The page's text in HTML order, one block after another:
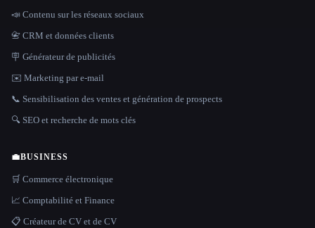
📣 Contenu sur les réseaux sociaux
📇 CRM et données clients
🪧 Générateur de publicités
✉️ Marketing par e-mail
📞 Sensibilisation des ventes et génération de prospects
🔍 SEO et recherche de mots clés
💼BUSINESS
🛒 Commerce électronique
📈 Comptabilité et Finance
📋 Créateur de CV et de CV